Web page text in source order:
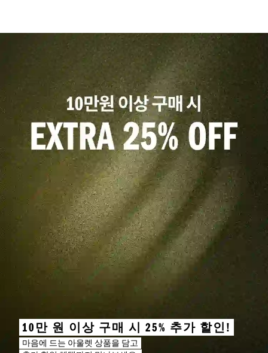
10만 원 이상 구매 시 25% 추가 할인!
마음에 드는 아울렛 상품을 담고